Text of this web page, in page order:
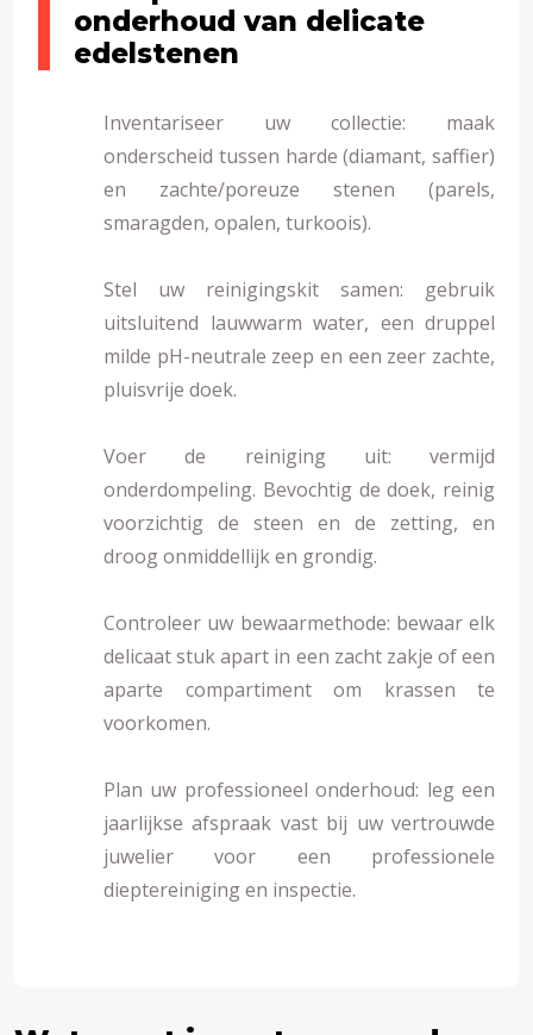
onderhoud van delicate
edelstenen
Inventariseer uw collectie: maak
onderscheid tussen harde (diamant, saffier)
en zachte/poreuze stenen (parels,
smaragden, opalen, turkoois).
Stel uw reinigingskit samen: gebruik
uitsluitend lauwwarm water, een druppel
milde pH-neutrale zeep en een zeer zachte,
pluisvrije doek.
Voer de reiniging uit: vermijd
onderdompeling. Bevochtig de doek, reinig
voorzichtig de steen en de zetting, en
droog onmiddellijk en grondig.
Controleer uw bewaarmethode: bewaar elk
delicaat stuk apart in een zacht zakje of een
aparte compartiment om krassen te
voorkomen.
Plan uw professioneel onderhoud: leg een
jaarlijkse afspraak vast bij uw vertrouwde
juwelier voor een professionele
dieptereiniging en inspectie.